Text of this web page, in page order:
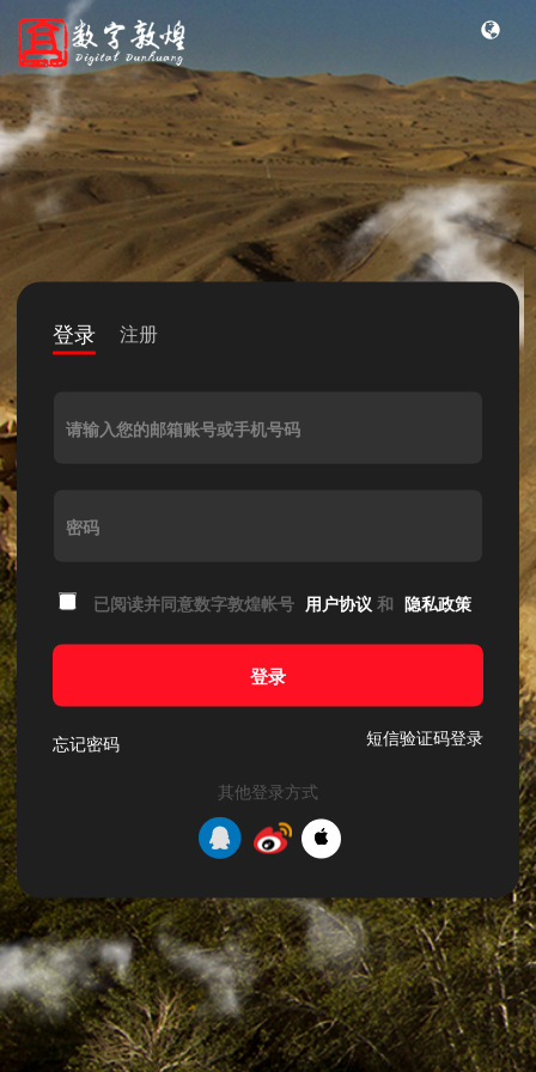
登录 注册
请输入您的邮箱账号或手机号码
密码
已阅读并同意数字敦煌帐号 用户协议 和 隐私政策
登录
忘记密码 短信验证码登录
其他登录方式